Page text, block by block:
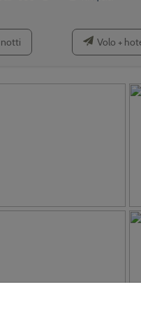
notti Volo +